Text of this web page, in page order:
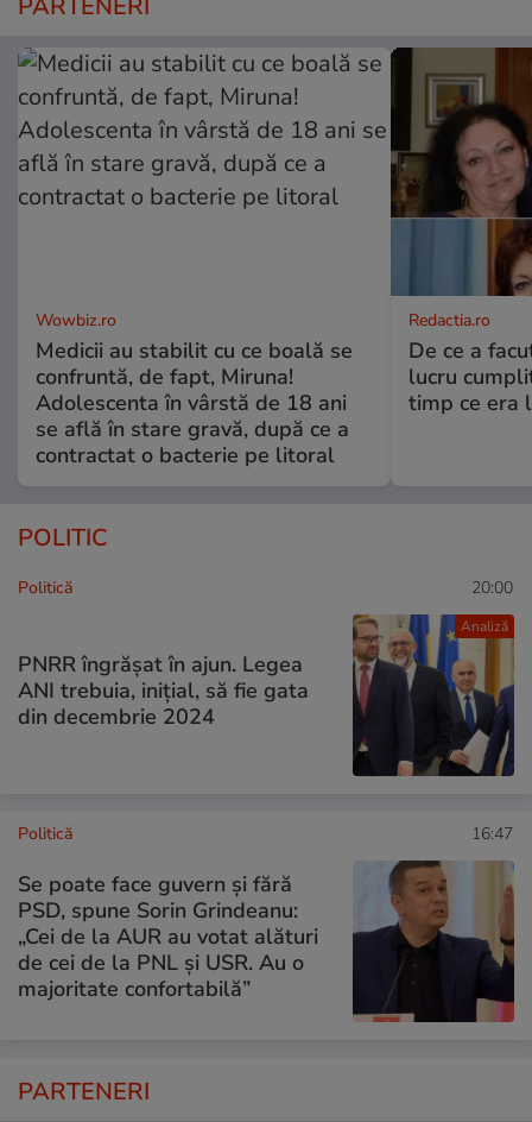
Wowbiz.ro
Medicii au stabilit cu ce boală se
confruntă, de fapt, Miruna!
Adolescenta în vârstă de 18 ani
se află în stare gravă, după ce a
contractat o bacterie pe litoral
Redactia.ro
De ce a
lucru
timp ce era
POLITIC
Analiză
Politică 20:00
PNRR îngrășat în ajun. Legea
ANI trebuia, inițial, să fie gata
din decembrie 2024
Politică 16:47
Se poate face guvern și fără
PSD, spune Sorin Grindeanu:
„Cei de la AUR au votat alături
de cei de la PNL şi USR. Au o
majoritate confortabilă”
PARTENERI